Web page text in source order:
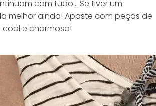
com tudo… Se tiver um
melhor ainda! Aposte com peças de
cool e charmoso!